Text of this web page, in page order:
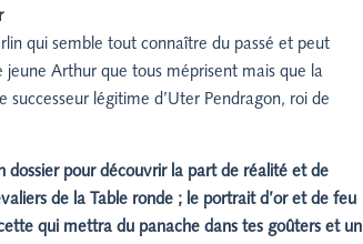
qui semble tout connaître du passé et peut
jeune Arthur que tous méprisent mais que la
successeur légitime d’Uter Pendragon, roi de
dossier pour découvrir la part de réalité et de
de la Table ronde ; le portrait d’or et de feu
qui mettra du panache dans tes goûters et un